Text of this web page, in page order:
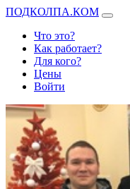
ПОДКОЛПА.КОМ
Что это?
Как работает?
Для кого?
Цены
Войти